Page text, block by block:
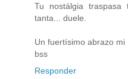
Tu nostálgia
tanta... duele.
Un fuertísimo abrazo
bss
Responder